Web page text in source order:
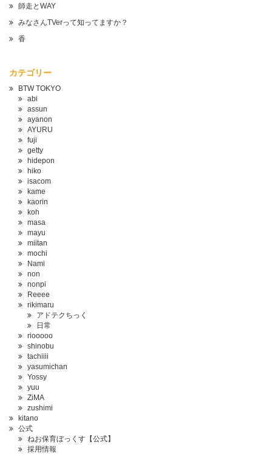
師走とWAY
みなさんTVerって知ってますか？
香
カテゴリー
BTW TOKYO
abi
assun
ayanon
AYURU
fuji
getty
hidepon
hiko
isacom
kame
kaorin
koh
masa
mayu
miitan
mochi
Nami
non
nonpi
Reeee
rikimaru
アドテクちっく
日常
riooooo
shinobu
tachiiii
yasumichan
Yossy
yuu
ZiMA
zushimi
kitano
公式
ねお保育ぼっくす【公式】
採用情報